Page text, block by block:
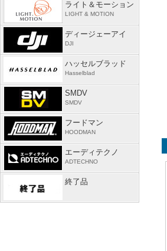
ライト＆モーション
LIGHT & MOTION
ディージェーアイ
DJI
ハッセルブラッド
Hasselblad
SMDV
SMDV
フードマン
HOODMAN
エーディテクノ
ADTECHNO
終了品